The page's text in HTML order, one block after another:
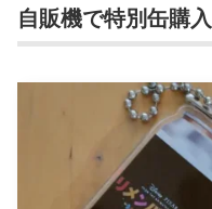
自販機で特別缶購入